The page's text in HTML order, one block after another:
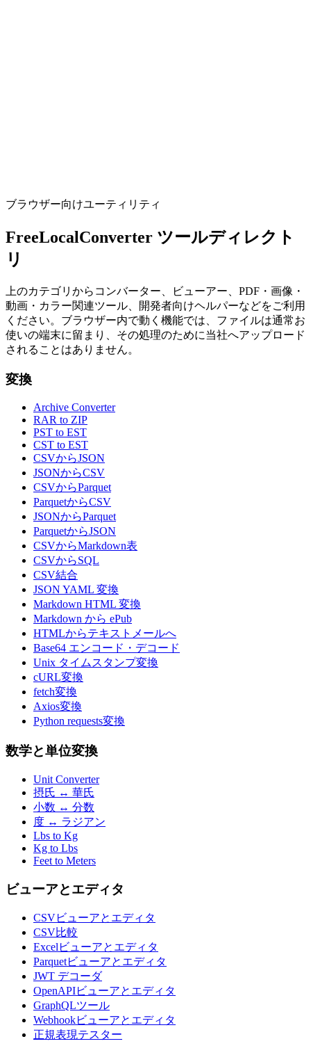
ブラウザー向けユーティリティ
FreeLocalConverter ツールディレクト
リ
上のカテゴリからコンバーター、ビューアー、PDF・画像・
動画・カラー関連ツール、開発者向けヘルパーなどをご利用
ください。ブラウザー内で動く機能では、ファイルは通常お
使いの端末に留まり、その処理のために当社へアップロード
されることはありません。
変換
Archive Converter
RAR to ZIP
PST to EST
CST to EST
CSVからJSON
JSONからCSV
CSVからParquet
ParquetからCSV
JSONからParquet
ParquetからJSON
CSVからMarkdown表
CSVからSQL
CSV結合
JSON YAML 変換
Markdown HTML 変換
Markdown から ePub
HTMLからテキストメールへ
Base64 エンコード・デコード
Unix タイムスタンプ変換
cURL変換
fetch変換
Axios変換
Python requests変換
数学と単位変換
Unit Converter
摂氏 ↔ 華氏
小数 ↔ 分数
度 ↔ ラジアン
Lbs to Kg
Kg to Lbs
Feet to Meters
ビューアとエディタ
CSVビューアとエディタ
CSV比較
Excelビューアとエディタ
Parquetビューアとエディタ
JWT デコーダ
OpenAPIビューアとエディタ
GraphQLツール
Webhookビューアとエディタ
正規表現テスター